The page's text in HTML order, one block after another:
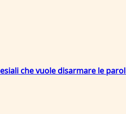
che vuole disarmare le